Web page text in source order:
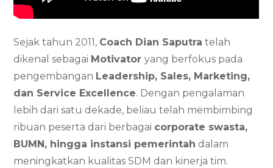
Sejak tahun 2011, Coach Dian Saputra telah
dikenal sebagai Motivator yang berfokus pada
pengembangan Leadership, Sales, Marketing,
dan Service Excellence. Dengan pengalaman
lebih dari satu dekade, beliau telah membimbing
ribuan peserta dari berbagai corporate swasta,
BUMN, hingga instansi pemerintah dalam
meningkatkan kualitas SDM dan kinerja tim.